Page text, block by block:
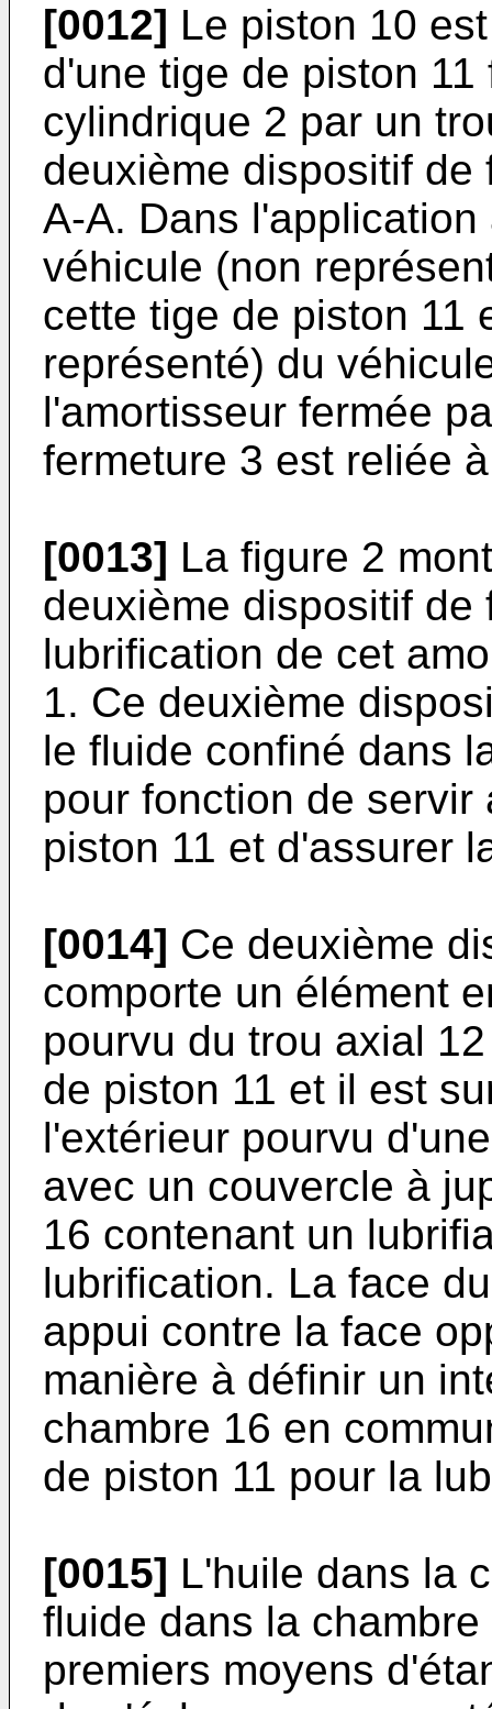
[0012] Le piston 10
d'une tige de piston
cylindrique 2 par un
deuxième dispositif
A-A. Dans
véhicule (non
cette tige de piston 11
représenté) du
l'amortisseur fermée
fermeture 3 est reliée
[0013] La figure 2
deuxième dispositif de
lubrification de cet
1. Ce deuxième
le fluide confiné dans
pour fonction de
piston 11 et d'assurer
[0014] Ce deuxième
comporte un élément
pourvu du trou axial
de piston 11 et il est
l'extérieur pourvu
avec un couvercle à
16 contenant un
lubrification. La face
appui contre la face
manière à définir un
chambre 16 en
de piston 11 pour la
[0015] L'huile dans la
fluide dans la
premiers moyens